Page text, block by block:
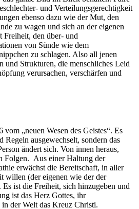
und Verteilungsgerechtigkeit
ebenso dazu wie der Mut, den
zu wagen und sich an der eigenen
Freiheit, den über- und
von Sünde wie dem
zu schlagen. Also all jenen
und Strukturen, die menschliches Leid
verursachen, verschärfen und
„neuen Wesen des Geistes“. Es
Regeln ausgewechselt, sondern das
ändert sich. Von innen heraus,
Folgen. Aus einer Haltung der
erwächst die Bereitschaft, in aller
willen (der eigenen wie der der
ist die Freiheit, sich hinzugeben und
ist das Herz Gottes, ihr
der Welt das Kreuz Christi.